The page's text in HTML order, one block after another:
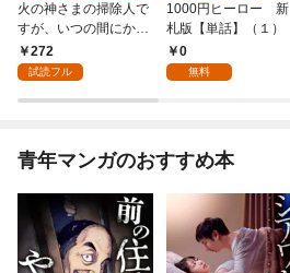
火の神さまの掃除人で
すが、いつの間にか花
嫁として溺愛されてい
ます【単話】（１）
272
試読フル
1000円ヒーロー 新
札版【単話】（１）
0
無料
青年マンガのおすすめ本